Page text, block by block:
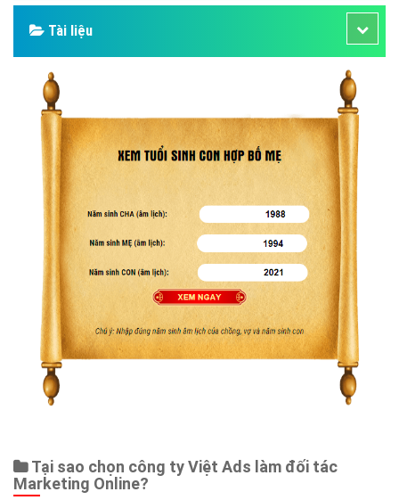
Tài liệu
Tại sao chọn công ty Việt Ads làm đối tác
Marketing Online?